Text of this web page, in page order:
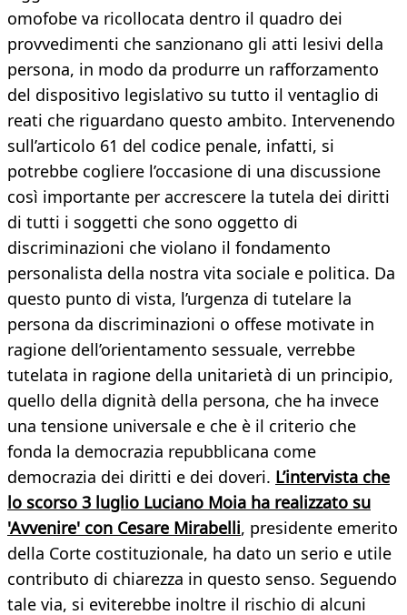
omofobe va ricollocata dentro il quadro dei
provvedimenti che sanzionano gli atti lesivi della
persona, in modo da produrre un rafforzamento
del dispositivo legislativo su tutto il ventaglio di
reati che riguardano questo ambito. Intervenendo
sull’articolo 61 del codice penale, infatti, si
potrebbe cogliere l’occasione di una discussione
così importante per accrescere la tutela dei diritti
di tutti i soggetti che sono oggetto di
discriminazioni che violano il fondamento
personalista della nostra vita sociale e politica. Da
questo punto di vista, l’urgenza di tutelare la
persona da discriminazioni o offese motivate in
ragione dell’orientamento sessuale, verrebbe
tutelata in ragione della unitarietà di un principio,
quello della dignità della persona, che ha invece
una tensione universale e che è il criterio che
fonda la democrazia repubblicana come
democrazia dei diritti e dei doveri. L’intervista che
lo scorso 3 luglio Luciano Moia ha realizzato su
'Avvenire' con Cesare Mirabelli, presidente emerito
della Corte costituzionale, ha dato un serio e utile
contributo di chiarezza in questo senso. Seguendo
tale via, si eviterebbe inoltre il rischio di alcuni